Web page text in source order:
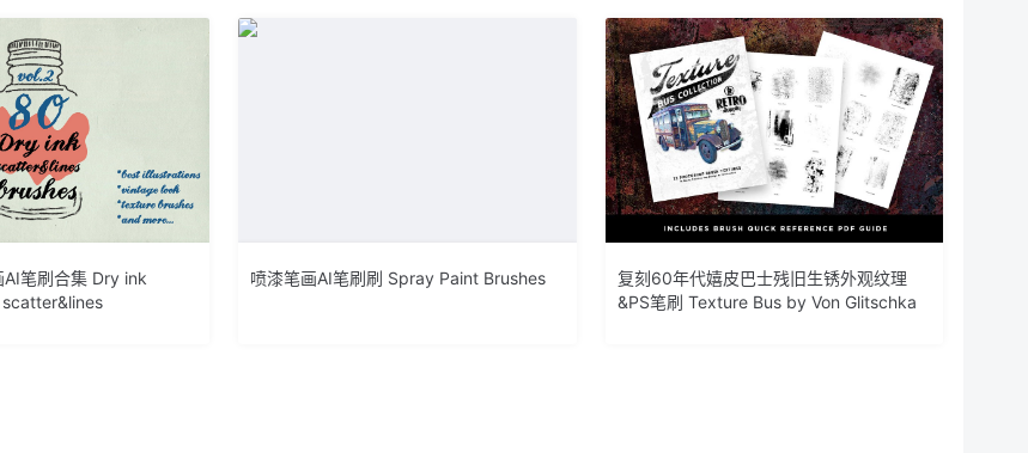
笔刷合集 Dry ink
喷漆笔画AI笔刷刷 Spray Paint Brushes
复刻60年代嬉皮巴士残旧生锈外观纹理
&PS笔刷 Texture Bus by Von Glitschka